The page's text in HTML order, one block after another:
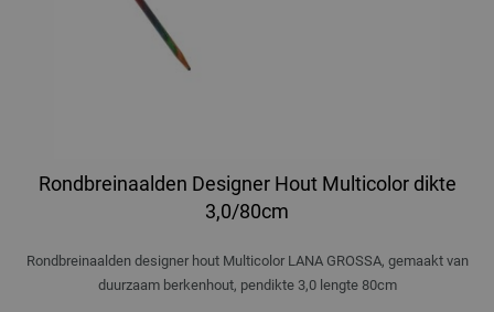
Rondbreinaalden Designer Hout Multicolor dikte
3,0/80cm
Rondbreinaalden designer hout Multicolor LANA GROSSA, gemaakt van
duurzaam berkenhout, pendikte 3,0 lengte 80cm